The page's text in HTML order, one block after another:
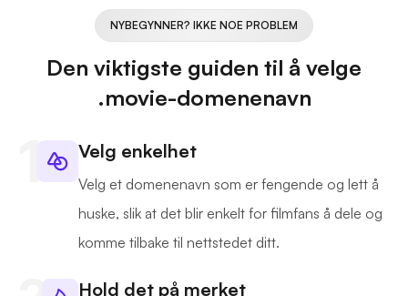
NYBEGYNNER? IKKE NOE PROBLEM
Den viktigste guiden til å velge
.movie-domenenavn
Velg enkelhet
Velg et domenenavn som er fengende og lett å
huske, slik at det blir enkelt for filmfans å dele og
komme tilbake til nettstedet ditt.
Hold det på merket